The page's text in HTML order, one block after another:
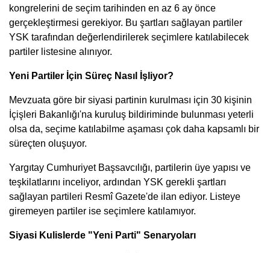
kongrelerini de seçim tarihinden en az 6 ay önce
gerçekleştirmesi gerekiyor. Bu şartları sağlayan partiler
YSK tarafından değerlendirilerek seçimlere katılabilecek
partiler listesine alınıyor.
Yeni Partiler İçin Süreç Nasıl İşliyor?
Mevzuata göre bir siyasi partinin kurulması için 30 kişinin
İçişleri Bakanlığı'na kuruluş bildiriminde bulunması yeterli
olsa da, seçime katılabilme aşaması çok daha kapsamlı bir
süreçten oluşuyor.
Yargıtay Cumhuriyet Başsavcılığı, partilerin üye yapısı ve
teşkilatlarını inceliyor, ardından YSK gerekli şartları
sağlayan partileri Resmî Gazete'de ilan ediyor. Listeye
giremeyen partiler ise seçimlere katılamıyor.
Siyasi Kulislerde "Yeni Parti" Senaryoları